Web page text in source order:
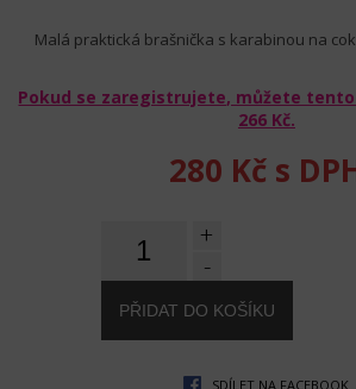
Malá praktická brašnička s karabinou na
Pokud se zaregistrujete, můžete
266 Kč.
280 Kč s
+
-
SDÍLET NA FACEBOOK